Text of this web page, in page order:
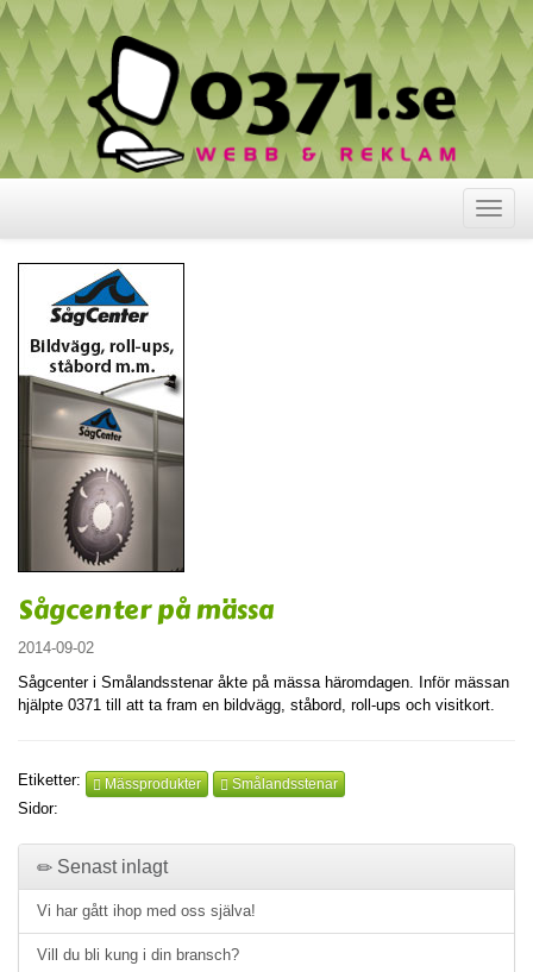
Visa
meny
Sågcenter på mässa
2014-09-02
Sågcenter i Smålandsstenar åkte på mässa häromdagen. Inför mässan
hjälpte 0371 till att ta fram en bildvägg, ståbord, roll-ups och visitkort.
Etiketter: Mässprodukter Smålandsstenar
Sidor:
Senast inlagt
Vi har gått ihop med oss själva!
Vill du bli kung i din bransch?